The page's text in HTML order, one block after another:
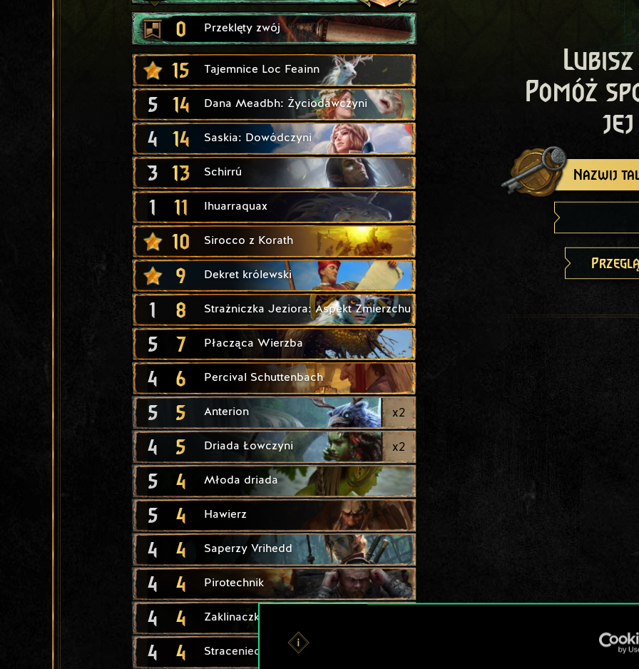
0 Przeklęty zwój
15 Tajemnice Loc Feainn
5 14 Dana Meadbh: Życiodawczyni
4 14 Saskia: Dowódczyni
3 13 Schirrú
1 11 Ihuarraquax
10 Sirocco z Korath
9 Dekret królewski
1 8 Strażniczka Jeziora: Aspekt Zmierzchu
5 7 Płacząca Wierzba
4 6 Percival Schuttenbach
5 5 Anterion x2
4 5 Driada Łowczyni x2
5 4 Młoda driada
5 4 Hawierz
4 4 Saperzy Vrihedd
4 4 Pirotechnik
4 4 Zaklinaczka Puszczy
4 4 Straceniec
Pomóż
jej
Nazwij